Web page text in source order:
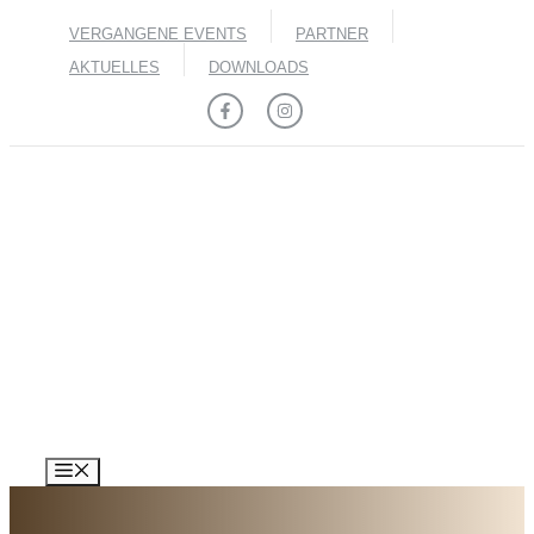
springen
VERGANGENE EVENTS
PARTNER
AKTUELLES
DOWNLOADS